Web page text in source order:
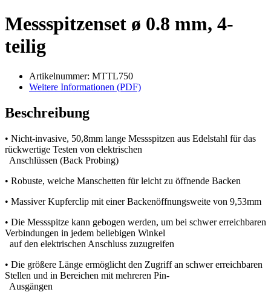
Messspitzenset ø 0.8 mm, 4-
teilig
Artikelnummer: MTTL750
Weitere Informationen (PDF)
Beschreibung
• Nicht-invasive, 50,8mm lange Messspitzen aus Edelstahl für das
rückwertige Testen von elektrischen
Anschlüssen (Back Probing)
• Robuste, weiche Manschetten für leicht zu öffnende Backen
• Massiver Kupferclip mit einer Backenöffnungsweite von 9,53mm
• Die Messspitze kann gebogen werden, um bei schwer erreichbaren
Verbindungen in jedem beliebigen Winkel
auf den elektrischen Anschluss zuzugreifen
• Die größere Länge ermöglicht den Zugriff an schwer erreichbaren
Stellen und in Bereichen mit mehreren Pin-
Ausgängen